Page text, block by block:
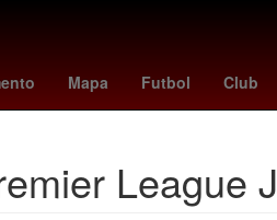
Mapa Futbol Club
Inteligencia Artificial
League